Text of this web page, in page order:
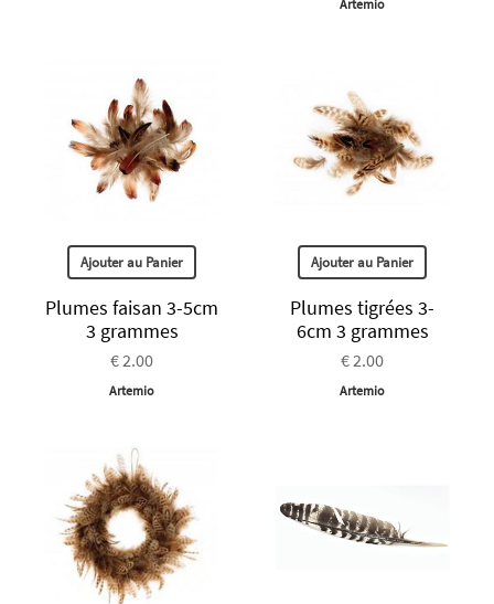
Artemio
Ajouter au Panier
Plumes faisan 3-5cm
3 grammes
€ 2.00
Artemio
Ajouter au Panier
Plumes tigrées 3-
6cm 3 grammes
€ 2.00
Artemio